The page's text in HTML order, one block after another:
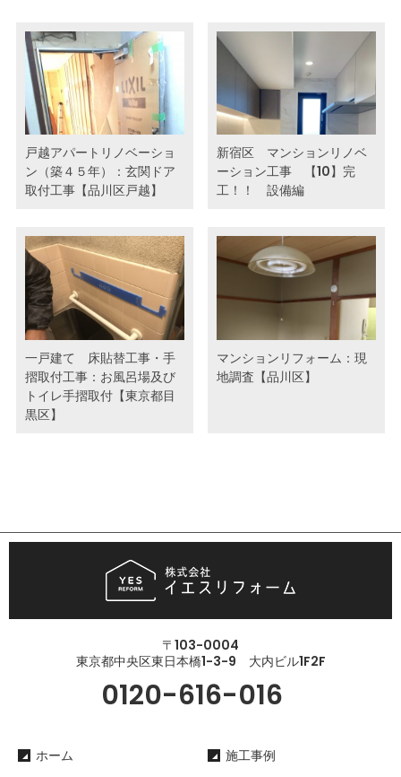
戸越アパートリノベーショ
ン（築４５年）：玄関ドア
取付工事【品川区戸越】
新宿区 マンションリノベ
ーション工事 【10】完
工！！ 設備編
一戸建て 床貼替工事・手
摺取付工事：お風呂場及び
トイレ手摺取付【東京都目
黒区】
マンションリフォーム：現
地調査【品川区】
〒103-0004
東京都中央区東日本橋1-3-9 大内ビル1F2F
0120-616-016
ホーム
施工事例